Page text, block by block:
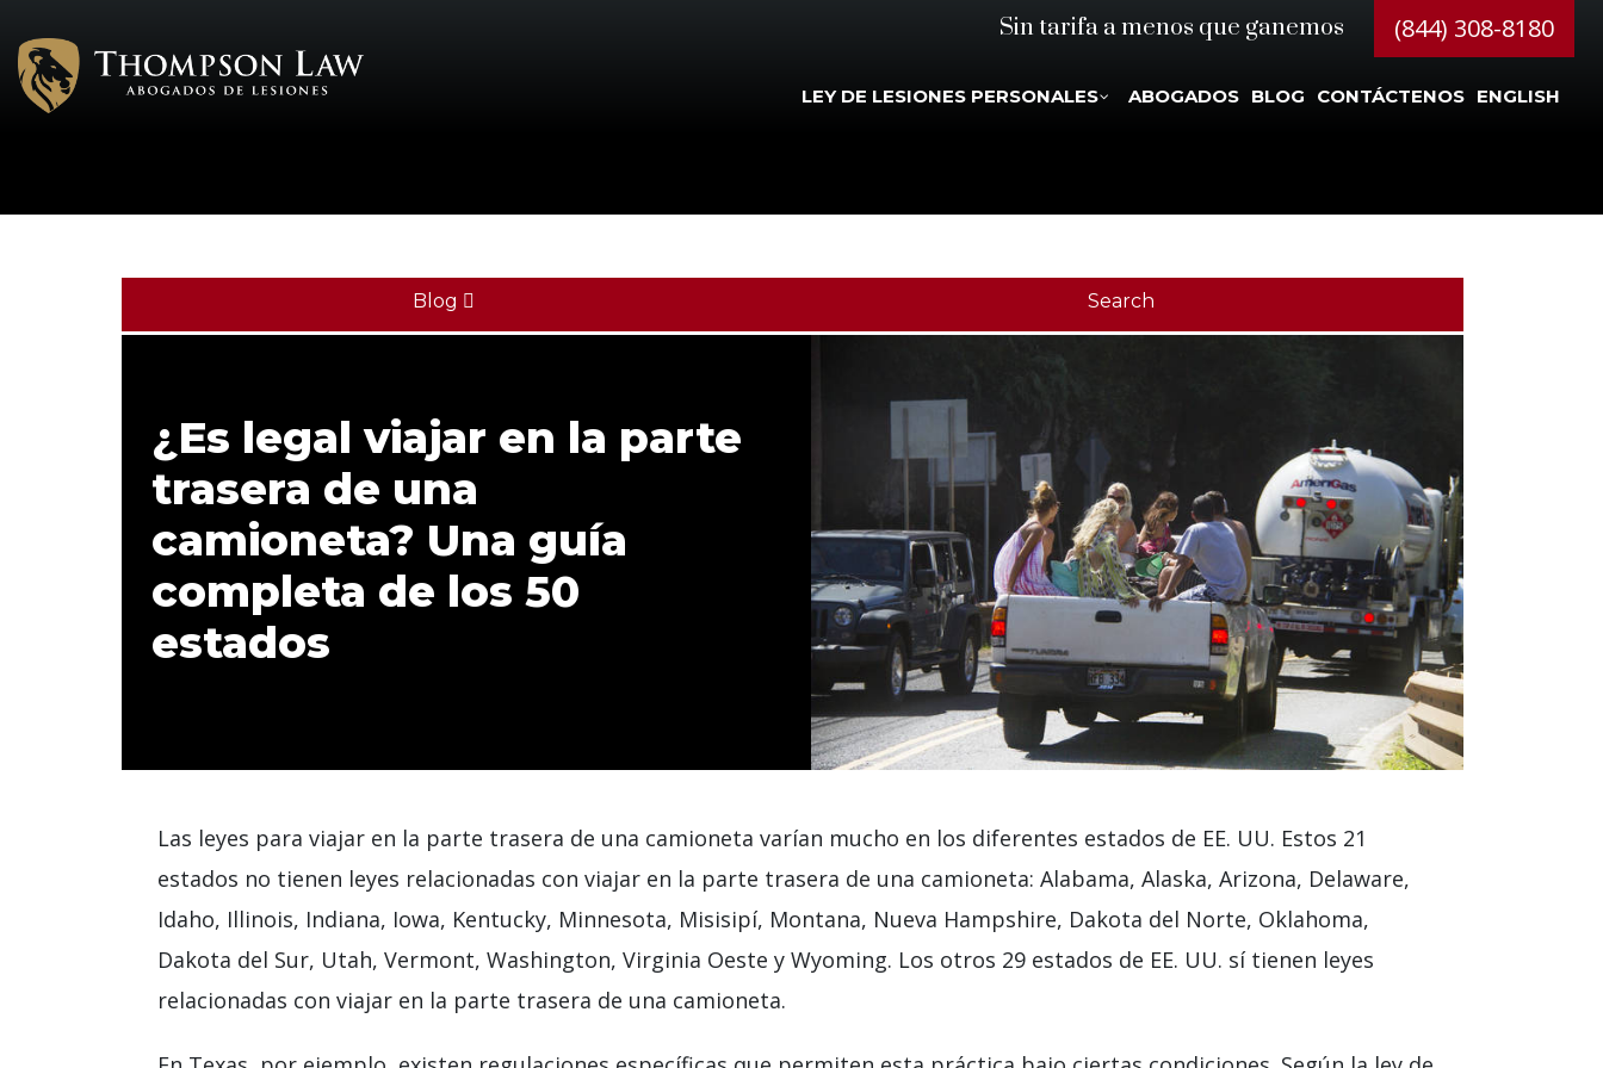
Sin tarifa a menos que ganemos (844) 308-8180
LEY DE LESIONES PERSONALES ABOGADOS BLOG CONTÁCTENOS ENGLISH
Blog Search
¿Es legal viajar en la parte
trasera de una
camioneta? Una guía
completa de los 50
estados
Las leyes para viajar en la parte trasera de una camioneta varían mucho en los diferentes estados de EE. UU. Estos 21
estados no tienen leyes relacionadas con viajar en la parte trasera de una camioneta: Alabama, Alaska, Arizona, Delaware,
Idaho, Illinois, Indiana, Iowa, Kentucky, Minnesota, Misisipí, Montana, Nueva Hampshire, Dakota del Norte, Oklahoma,
Dakota del Sur, Utah, Vermont, Washington, Virginia Oeste y Wyoming. Los otros 29 estados de EE. UU. sí tienen leyes
relacionadas con viajar en la parte trasera de una camioneta.